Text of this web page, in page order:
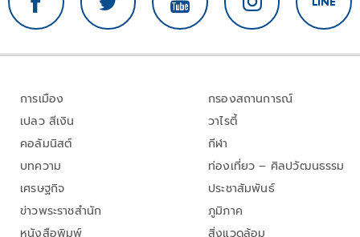
การเมือง
เปลว สีเงิน
คอลัมนิสต์
บทความ
เศรษฐกิจ
ข่าวพระราชสำนัก
หนังสือพิมพ์
กรองสถานการณ์
วาไรตี้
กีฬา
ท่องเที่ยว – ศิลปวัฒนธรรม
ประชาสัมพันธ์
ภูมิภาค
สิ่งแวดล้อม